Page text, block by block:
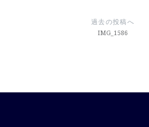
ー
過去の投稿へ
IMG_1586